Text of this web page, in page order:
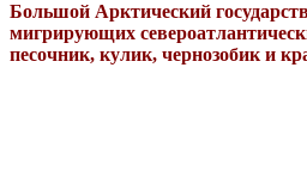
Большой Арктический
мигрирующих
песочник, кулик, чернозобик и